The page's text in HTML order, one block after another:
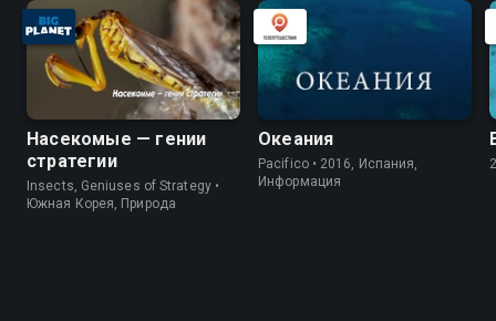
Насекомые — гении
стратегии
Insects, Geniuses of Strategy •
Южная Корея, Природа
Океания
Pacifico • 2016, Испания,
Информация